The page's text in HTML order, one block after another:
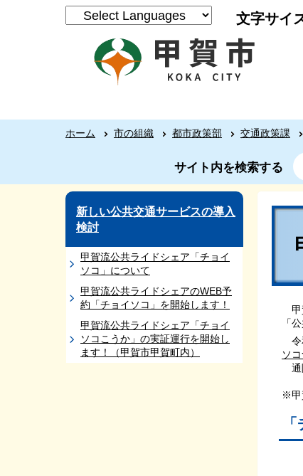
文字サイ
ホーム 市の組織 都市政策部 交通政策課
サイト内を検索する
新しい公共交通サービスの導入
検討
甲賀流公共ライドシェア「チョイ
ソコ」について
甲賀流公共ライドシェアのWEB予
約「チョイソコ」を開始します！
甲賀流公共ライドシェア「チョイ
ソコこうか」の実証運行を開始し
ます！（甲賀市甲賀町内）
甲
「
令
ソ
通
※甲